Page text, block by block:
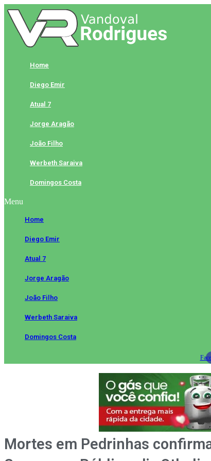
Skip
to
content
Home
Diego Emir
Atual 7
Jorge Aragão
João Filho
Werbeth Saraiva
Domingos Costa
Menu
Home
Diego Emir
Atual 7
Jorge Aragão
João Filho
Werbeth Saraiva
Domingos Costa
Mortes em Pedrinhas